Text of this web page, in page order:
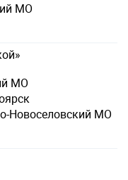
МО
МО
Новоселовский МО